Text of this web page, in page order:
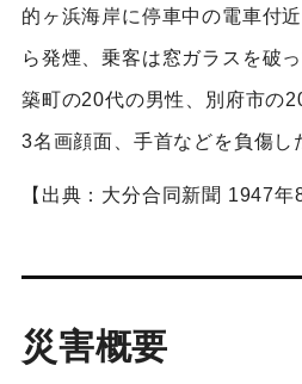
的ヶ浜海岸に停車中の電車付
ら発煙、乗客は窓ガラスを破
築町の20代の男性、別府市の
3名画顔面、手首などを負傷し
【出典：大分合同新聞 1947年
災害概要